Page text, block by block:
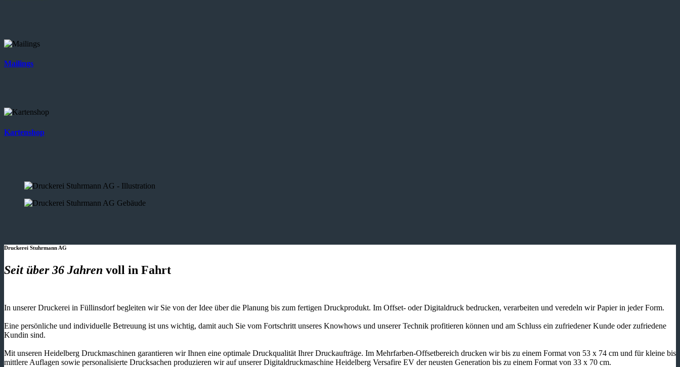
Mailings
Kartenshop
Druckerei Stuhrmann AG
Seit über 36 Jahren voll in Fahrt
In unserer Druckerei in Füllinsdorf begleiten wir Sie von der Idee über die Planung bis zum fertigen Druckprodukt. Im Offset- oder Digitaldruck bedrucken, verarbeiten und veredeln wir Papier in jeder Form.
Eine persönliche und individuelle Betreuung ist uns wichtig, damit auch Sie vom Fortschritt unseres Knowhows und unserer Technik profitieren können und am Schluss ein zufriedener Kunde oder zufriedene
Kundin sind.
Mit unseren Heidelberg Druckmaschinen garantieren wir Ihnen eine optimale Druckqualität Ihrer Druckaufträge. Im Mehrfarben-Offsetbereich drucken wir bis zu einem Format von 53 x 74 cm und für kleine bis
mittlere Auflagen sowie personalisierte Drucksachen produzieren wir auf unserer Digitaldruckmaschine Heidelberg Versafire EV der neusten Generation bis zu einem Format von 33 x 70 cm.